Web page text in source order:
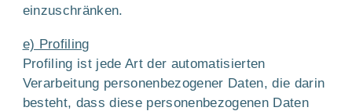
einzuschränken.
e) Profiling
Profiling ist jede Art der automatisierten
Verarbeitung personenbezogener Daten, die darin
besteht, dass diese personenbezogenen Daten